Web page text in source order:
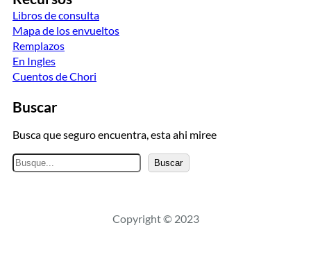
Libros de consulta
Mapa de los envueltos
Remplazos
En Ingles
Cuentos de Chori
Buscar
Busca que seguro encuentra, esta ahi miree
B
u
a
Buscar
Copyright © 2023